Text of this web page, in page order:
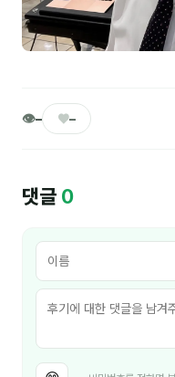
토크
문서자료실
AI 웹앱
문의
💰 교육 견적 계산기
1:1 문의
공지사항
자주 묻는 질문
👁– ♥–
댓글 0